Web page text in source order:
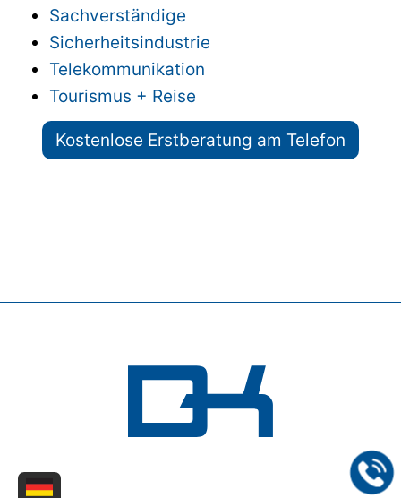
Sachverständige
Sicherheitsindustrie
Telekommunikation
Tourismus + Reise
Kostenlose Erstberatung am Telefon